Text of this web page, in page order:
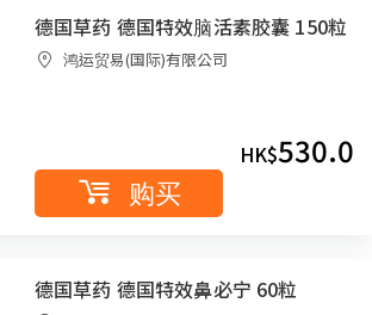
德国草药 德国特效脑活素胶囊 150粒
鸿运贸易(国际)有限公司
HK$530.0
购买
德国草药 德国特效鼻必宁 60粒